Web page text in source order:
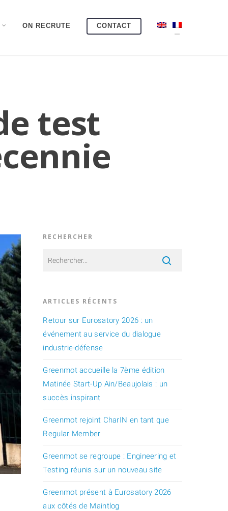
ON RECRUTE CONTACT
test
RECHERCHER
ARTICLES RÉCENTS
Retour sur Eurosatory 2026 : un
événement au service du dialogue
industrie-défense
Greenmot accueille la 7ème édition
Matinée Start-Up Ain/Beaujolais : un
succès inspirant
Greenmot rejoint CharIN en tant que
Regular Member
Greenmot se regroupe : Engineering et
Testing réunis sur un nouveau site
Greenmot présent à Eurosatory 2026
aux côtés de Maintlog